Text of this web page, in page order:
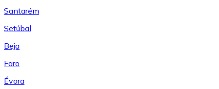
Santarém
Setúbal
Beja
Faro
Évora